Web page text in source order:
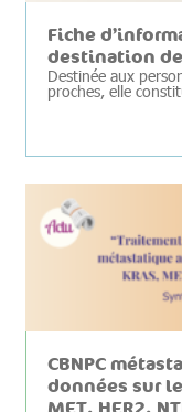
Fiche
destination
Destinée aux
proches, elle
CBNPC
données sur